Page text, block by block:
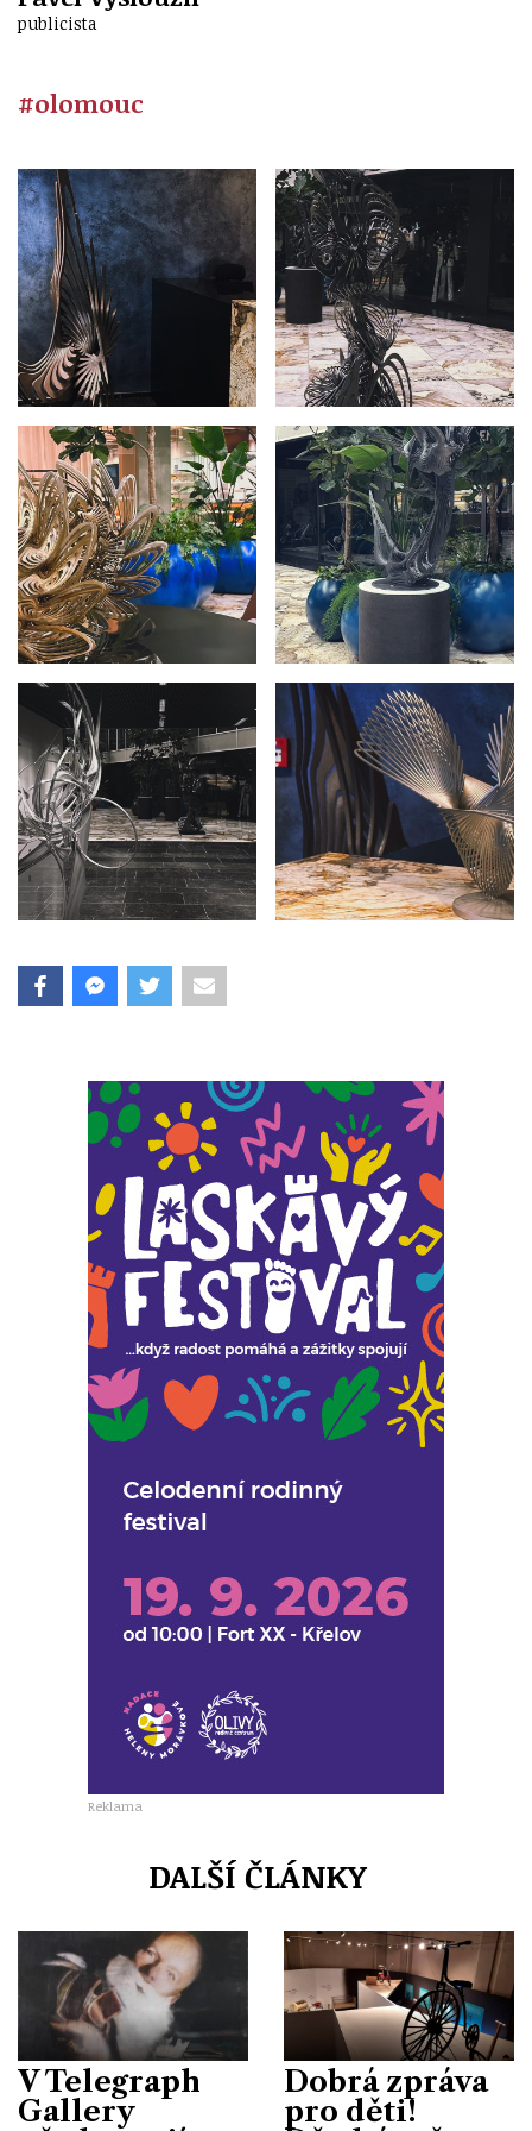
publicista
#olomouc
Reklama
DALŠÍ ČLÁNKY
V Telegraph
Gallery
Dobrá zpráva
pro děti!